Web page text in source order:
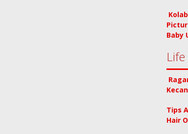
Baby
Life
Tips
Hair